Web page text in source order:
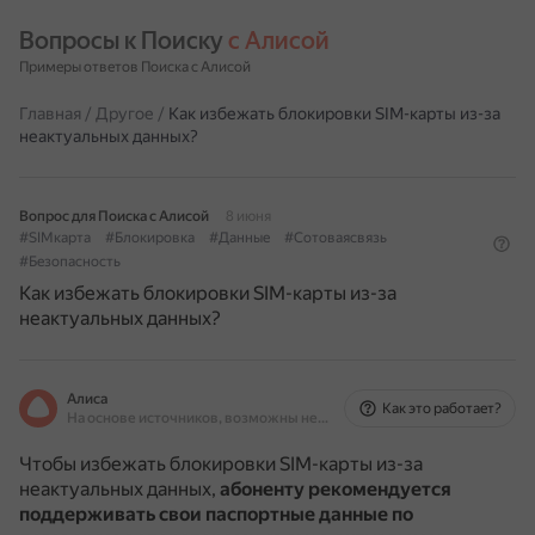
Вопросы к Поиску с Алисой
Примеры ответов Поиска с Алисой
Главная / Другое / Как избежать блокировки SIM-карты из-за
неактуальных данных?
Вопрос для Поиска с Алисой
8 июня
#SIMкарта
#Блокировка #Данные
#Сотоваясвязь
#Безопасность
Как избежать блокировки SIM-карты из-за
неактуальных данных?
Алиса
На основе источников, возможны неточности
Как это работает?
Чтобы избежать блокировки SIM-карты из-за
неактуальных данных, абоненту рекомендуется
поддерживать свои паспортные данные по